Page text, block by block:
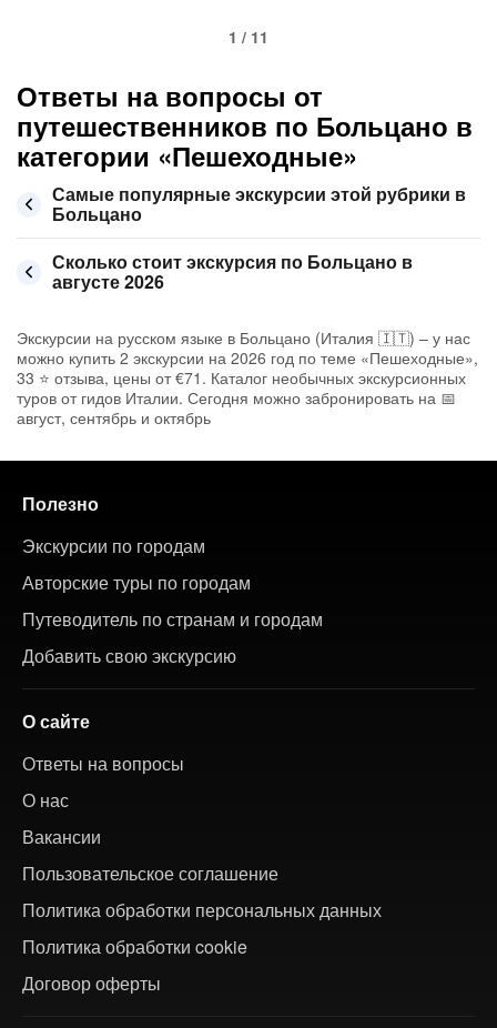
1 / 11
Ответы на вопросы от
путешественников по Больцано в
категории «Пешеходные»
Самые популярные экскурсии этой рубрики в
Больцано
Сколько стоит экскурсия по Больцано в
августе 2026
Экскурсии на русском языке в Больцано (Италия 🇮🇹) – у нас
можно купить 2 экскурсии на 2026 год по теме «Пешеходные»,
33 ⭐ отзыва, цены от €71. Каталог необычных экскурсионных
туров от гидов Италии. Сегодня можно забронировать на 📅
август, сентябрь и октябрь
Полезно
Экскурсии по городам
Авторские туры по городам
Путеводитель по странам и городам
Добавить свою экскурсию
О сайте
Ответы на вопросы
О нас
Вакансии
Пользовательское соглашение
Политика обработки персональных данных
Политика обработки cookie
Договор оферты